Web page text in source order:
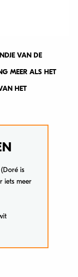
VAN DE
MEER ALS HET
HET
is
iets meer